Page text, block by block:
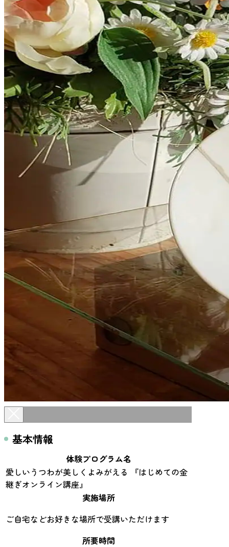
基本情報
体験プログラム名
愛しいうつわが美しくよみがえる 『はじめての金
継ぎオンライン講座』
実施場所
ご自宅などお好きな場所で受講いただけます
所要時間